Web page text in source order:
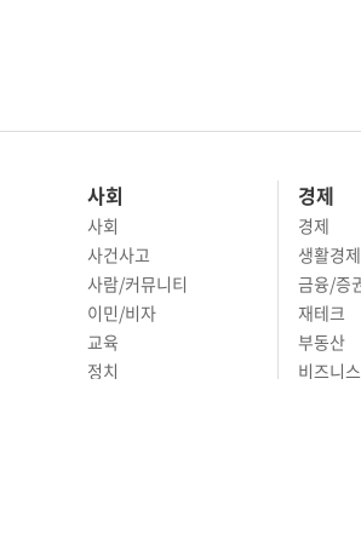
사회
사회
사건사고
사람/커뮤니티
이민/비자
경제
경제
생활경제
금융/증권
재테크